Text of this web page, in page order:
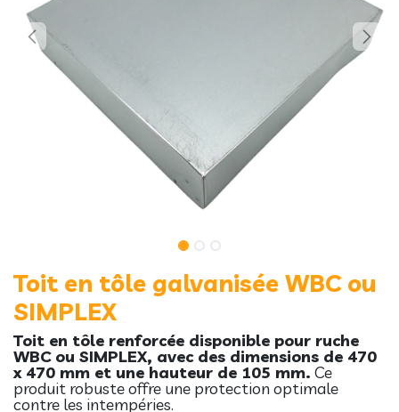
Toit en tôle galvanisée WBC ou
SIMPLEX
Toit en tôle renforcée disponible pour ruche
WBC ou SIMPLEX, avec des dimensions de 470
x 470 mm et une hauteur de 105 mm. Ce
produit robuste offre une protection optimale
contre les intempéries.